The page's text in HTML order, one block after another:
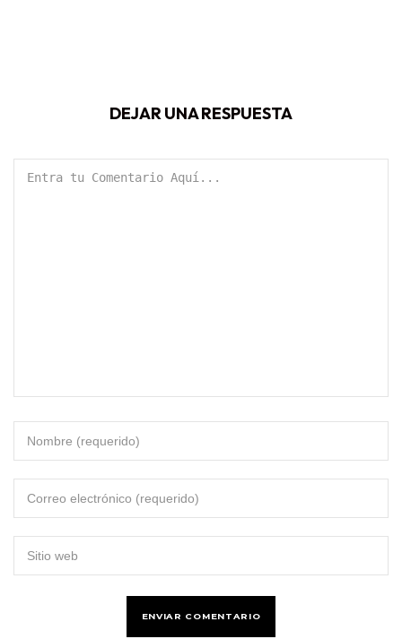
DEJAR UNA RESPUESTA